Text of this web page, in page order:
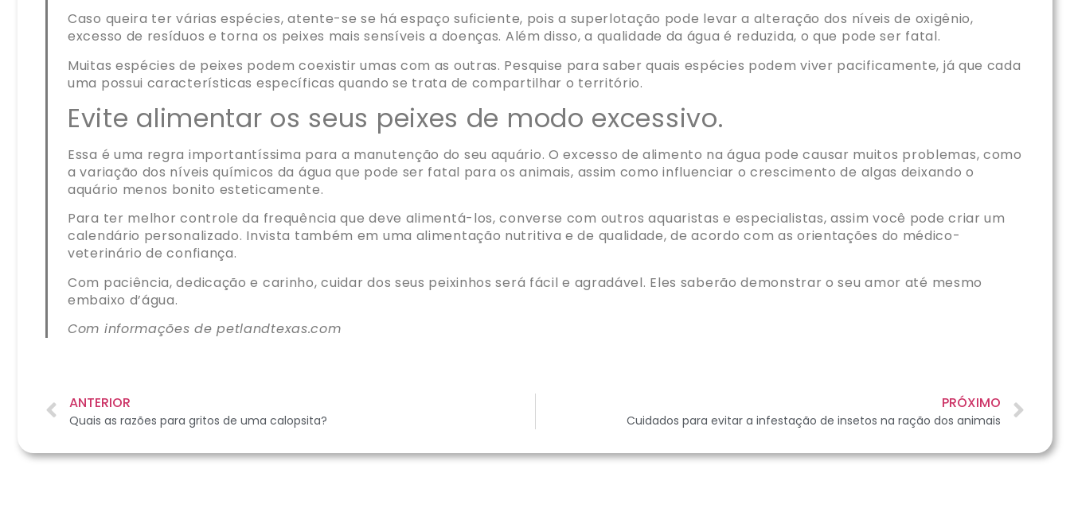
Caso queira ter várias espécies, atente-se se há espaço suficiente, pois a superlotação pode levar a alteração dos níveis de oxigênio,
excesso de resíduos e torna os peixes mais sensíveis a doenças. Além disso, a qualidade da água é reduzida, o que pode ser fatal.
Muitas espécies de peixes podem coexistir umas com as outras. Pesquise para saber quais espécies podem viver pacificamente, já que cada
uma possui características específicas quando se trata de compartilhar o território.
Evite alimentar os seus peixes de modo excessivo.
Essa é uma regra importantíssima para a manutenção do seu aquário. O excesso de alimento na água pode causar muitos problemas, como
a variação dos níveis químicos da água que pode ser fatal para os animais, assim como influenciar o crescimento de algas deixando o
aquário menos bonito esteticamente.
Para ter melhor controle da frequência que deve alimentá-los, converse com outros aquaristas e especialistas, assim você pode criar um
calendário personalizado. Invista também em uma alimentação nutritiva e de qualidade, de acordo com as orientações do médico-
veterinário de confiança.
Com paciência, dedicação e carinho, cuidar dos seus peixinhos será fácil e agradável. Eles saberão demonstrar o seu amor até mesmo
embaixo d’água.
Com informações de petlandtexas.com
ANTERIOR
Quais as razões para gritos de uma calopsita?
PRÓXIMO
Cuidados para evitar a infestação de insetos na ração dos animais